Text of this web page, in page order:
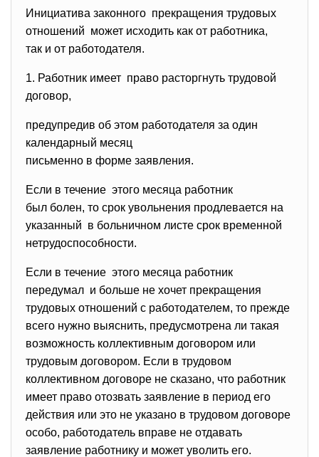
Инициатива законного прекращения трудовых
отношений может исходить как от работника,
так и от работодателя.
1. Работник имеет право расторгнуть трудовой
договор,
предупредив об этом работодателя за один
календарный месяц
письменно в форме заявления.
Если в течение этого месяца работник
был болен, то срок увольнения продлевается на
указанный в больничном листе срок временной
нетрудоспособности.
Если в течение этого месяца работник
передумал и больше не хочет прекращения
трудовых отношений с работодателем, то прежде
всего нужно выяснить, предусмотрена ли такая
возможность коллективным договором или
трудовым договором. Если в трудовом
коллективнoм договорe не сказано, что работник
имеет право отозвать заявление в период его
действия или это не указано в трудовом договоре
особо, работодатель вправе не отдавать
заявление работнику и мoжет уволить его.